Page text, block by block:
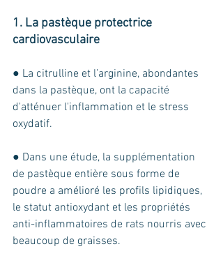
1. La pastèque protectrice
cardiovasculaire
● La citrulline et l’arginine, abondantes
dans la pastèque, ont la capacité
d'atténuer l'inflammation et le stress
oxydatif.
● Dans une étude, la supplémentation
de pastèque entière sous forme de
poudre a amélioré les profils lipidiques,
le statut antioxydant et les propriétés
anti-inflammatoires de rats nourris avec
beaucoup de graisses.